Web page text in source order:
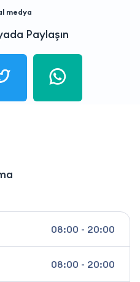
medya
Paylaşın
08:00 - 20:00
08:00 - 20:00